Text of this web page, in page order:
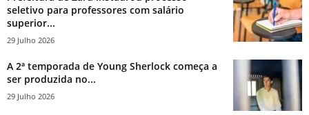
seletivo para professores com salário
superior...
29 Julho 2026
A 2ª temporada de Young Sherlock começa a
ser produzida no...
29 Julho 2026